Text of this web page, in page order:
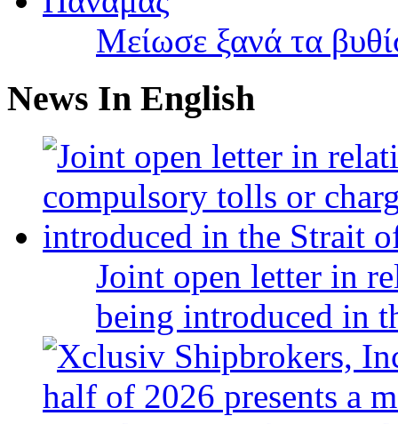
Μείωσε ξανά τα
News In English
Joint open letter in
being introduced in